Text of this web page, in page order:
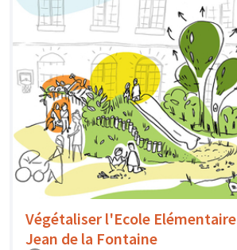
Végétaliser l'Ecole Elémentaire
Jean de la Fontaine